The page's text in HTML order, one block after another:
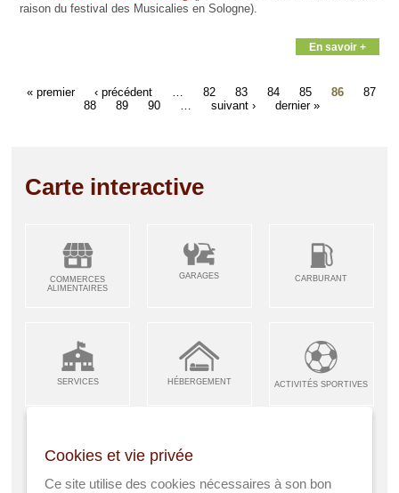
raison du festival des Musicalies en Sologne).
En savoir +
« premier ‹ précédent 82 83 84 85 86
87
88
89 90 suivant › dernier »
Carte interactive
COMMERCES
ALIMENTAIRES
GARAGES CARBURANT
SERVICES HÉBERGEMENT ACTIVITÉS SPORTIVES
ARTISANS &
INDUSTRIES
RESTAURANTS CAFÉS ENFANCE JEUNESSE
Cookies et vie privée
Ce site utilise des cookies nécessaires à son bon